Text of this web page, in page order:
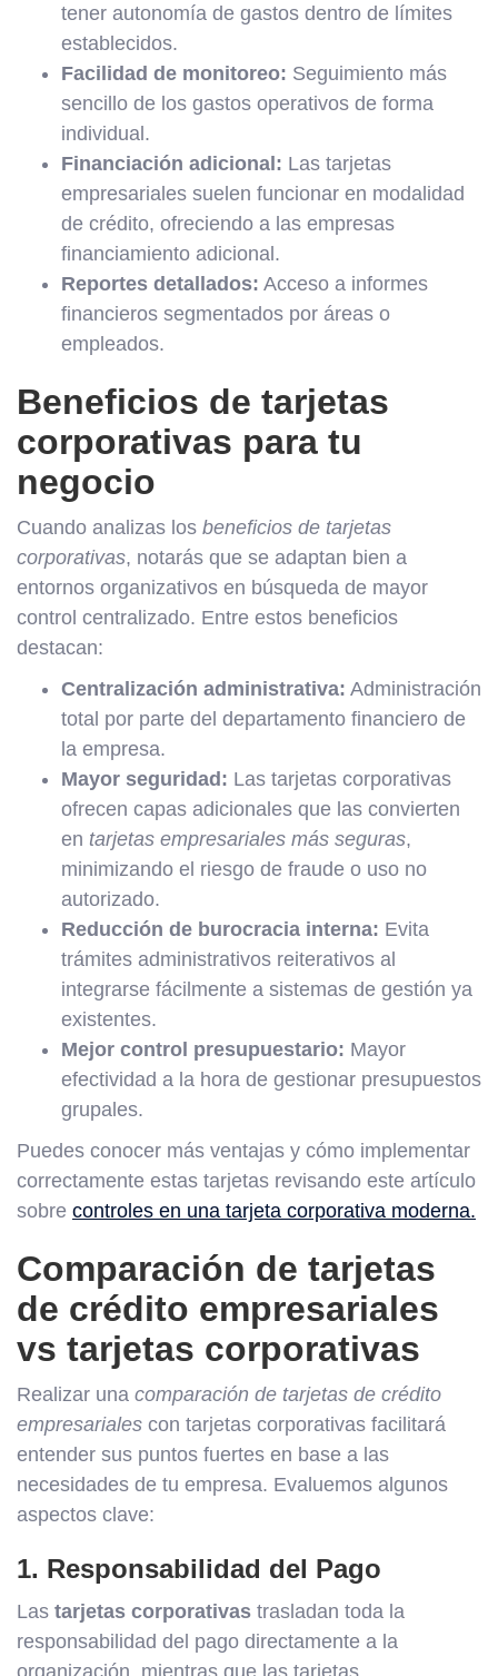
tener autonomía de gastos dentro de límites
establecidos.
Facilidad de monitoreo: Seguimiento más
sencillo de los gastos operativos de forma
individual.
Financiación adicional: Las tarjetas
empresariales suelen funcionar en modalidad
de crédito, ofreciendo a las empresas
financiamiento adicional.
Reportes detallados: Acceso a informes
financieros segmentados por áreas o
empleados.
Beneficios de tarjetas
corporativas para tu
negocio
Cuando analizas los beneficios de tarjetas
corporativas, notarás que se adaptan bien a
entornos organizativos en búsqueda de mayor
control centralizado. Entre estos beneficios
destacan:
Centralización administrativa: Administración
total por parte del departamento financiero de
la empresa.
Mayor seguridad: Las tarjetas corporativas
ofrecen capas adicionales que las convierten
en tarjetas empresariales más seguras,
minimizando el riesgo de fraude o uso no
autorizado.
Reducción de burocracia interna: Evita
trámites administrativos reiterativos al
integrarse fácilmente a sistemas de gestión ya
existentes.
Mejor control presupuestario: Mayor
efectividad a la hora de gestionar presupuestos
grupales.
Puedes conocer más ventajas y cómo implementar
correctamente estas tarjetas revisando este artículo
sobre controles en una tarjeta corporativa moderna.
Comparación de tarjetas
de crédito empresariales
vs tarjetas corporativas
Realizar una comparación de tarjetas de crédito
empresariales con tarjetas corporativas facilitará
entender sus puntos fuertes en base a las
necesidades de tu empresa. Evaluemos algunos
aspectos clave:
1. Responsabilidad del Pago
Las tarjetas corporativas trasladan toda la
responsabilidad del pago directamente a la
organización, mientras que las tarjetas